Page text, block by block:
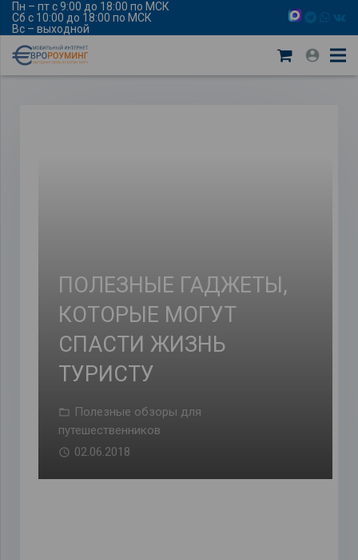
Пн – пт с 9:00 до 18:00 по МСК
Сб с 10:00 до 18:00 по МСК
Вс – выходной
ПОЛЕЗНЫЕ ГАДЖЕТЫ,
КОТОРЫЕ МОГУТ
СПАСТИ ЖИЗНЬ
ТУРИСТУ
Полезные обзоры для
путешественников
02.06.2018